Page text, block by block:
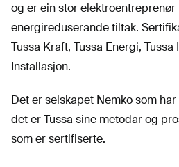
og er ein stor
energireduserande tiltak.
Tussa Kraft, Tussa Energi, Tussa
Installasjon.
Det er selskapet Nemko som
det er Tussa sine metodar og
som er sertifiserte.